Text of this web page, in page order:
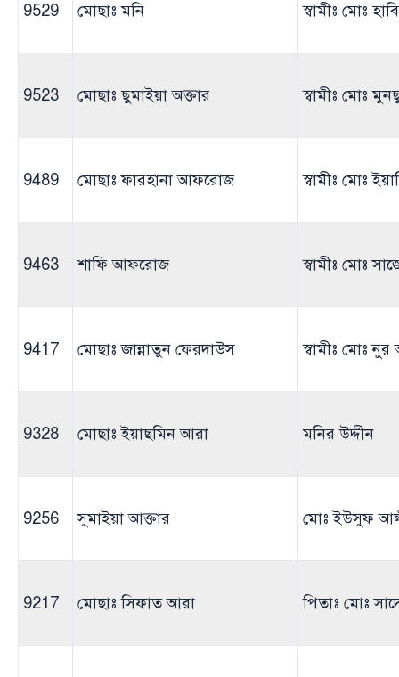
9529 মোছাঃ মনি স্বামীঃ মোঃ
9523 মোছাঃ ছুমাইয়া অক্তার স্বামীঃ মোঃ
9489 মোছাঃ ফারহানা আফরোজ স্বামীঃ মোঃ
9463 শাফি আফরোজ স্বামীঃ মোঃ
9417 মোছাঃ জান্নাতুন ফেরদাউস স্বামীঃ মোঃ
9328 মোছাঃ ইয়াছমিন আরা মনির উদ্দীন
9256 সুমাইয়া আক্তার মোঃ ইউসুফ
9217 মোছাঃ সিফাত আরা পিতাঃ মোঃ